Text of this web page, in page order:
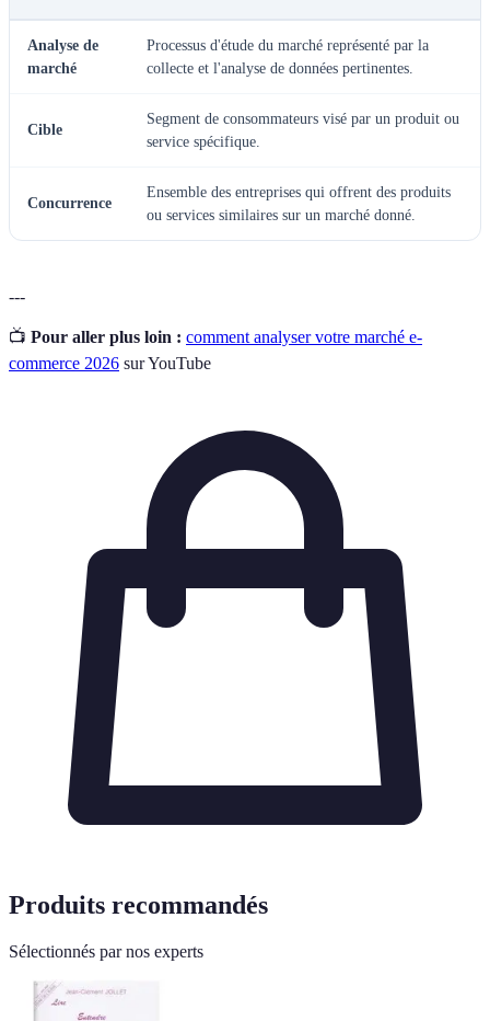
Analyse de
marché
Processus d'étude du marché représenté par la
collecte et l'analyse de données pertinentes.
Cible
Segment de consommateurs visé par un produit ou
service spécifique.
Concurrence
Ensemble des entreprises qui offrent des produits
ou services similaires sur un marché donné.
---
📺 Pour aller plus loin : comment analyser votre marché e-
commerce 2026 sur YouTube
Produits recommandés
Sélectionnés par nos experts